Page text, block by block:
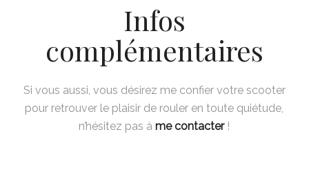
Infos
complémentaires
Si vous aussi, vous désirez me confier votre scooter
pour retrouver le plaisir de rouler en toute quiétude,
n’hésitez pas àme contacter!